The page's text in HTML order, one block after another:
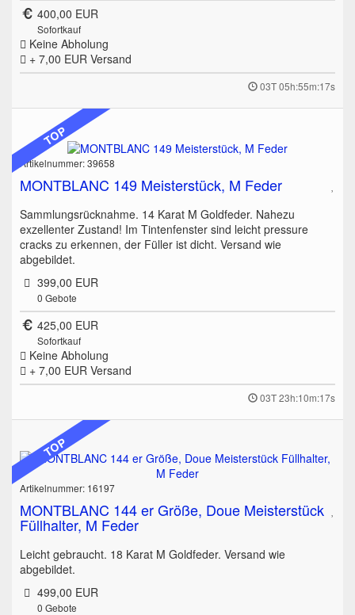
400,00 EUR
Sofortkauf
Keine Abholung
+ 7,00 EUR Versand
03T 05h:55m:17s
TOP
Artikelnummer: 39658
MONTBLANC 149 Meisterstück, M Feder
Sammlungsrücknahme. 14 Karat M Goldfeder. Nahezu
exzellenter Zustand! Im Tintenfenster sind leicht pressure
cracks zu erkennen, der Füller ist dicht. Versand wie
abgebildet.
399,00 EUR
0 Gebote
425,00 EUR
Sofortkauf
Keine Abholung
+ 7,00 EUR Versand
03T 23h:10m:17s
TOP
Artikelnummer: 16197
MONTBLANC 144 er Größe, Doue Meisterstück
Füllhalter, M Feder
Leicht gebraucht. 18 Karat M Goldfeder. Versand wie
abgebildet.
499,00 EUR
0 Gebote